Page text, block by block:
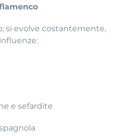
si evolve costantemente,
e sefardite